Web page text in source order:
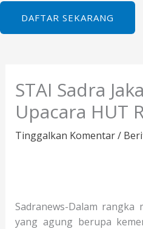
DAFTAR SEKARANG
STAI Sadra
Upacara HUT
Tinggalkan Komentar/
Sadranews-Dalam rangka
yang agung berupa